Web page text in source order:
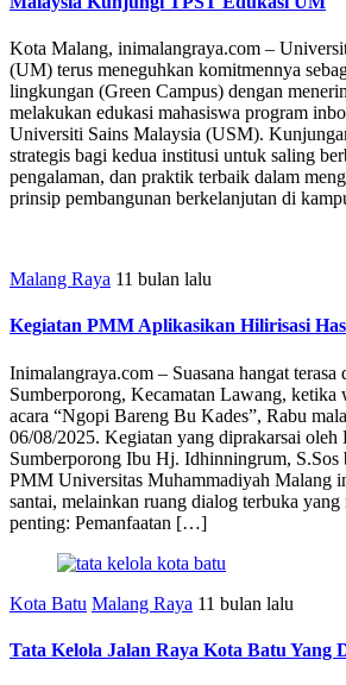
Kota Malang, inimalangraya.com –
(UM) terus meneguhkan komitmennya
lingkungan (Green Campus) dengan
melakukan edukasi mahasiswa program
Universiti Sains Malaysia (USM).
strategis bagi kedua institusi untuk saling
pengalaman, dan praktik terbaik dalam
prinsip pembangunan berkelanjutan di
Malang Raya 11 bulan lalu
Kegiatan PMM Aplikasikan Hilirisasi
Inimalangraya.com – Suasana hangat
Sumberporong, Kecamatan Lawang, ketika
acara “Ngopi Bareng Bu Kades”, Rabu
06/08/2025. Kegiatan yang diprakarsai oleh
Sumberporong Ibu Hj. Idhinningrum, S.Sos
PMM Universitas Muhammadiyah Malang
santai, melainkan ruang dialog terbuka yang
penting: Pemanfaatan […]
Kota Batu Malang Raya 11 bulan lalu
Tata Kelola Jalan Raya Kota Batu Yang